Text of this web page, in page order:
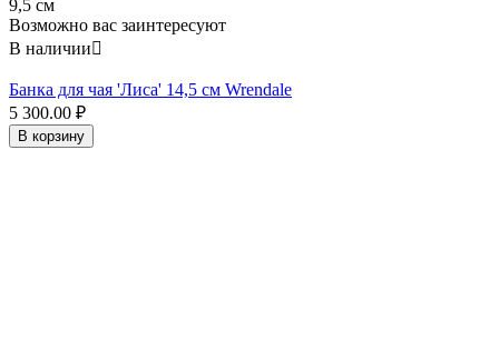
9,5 см
Возможно вас заинтересуют
В наличии
Банка для чая 'Лиса' 14,5 см Wrendale
5 300.00 ₽
В корзину